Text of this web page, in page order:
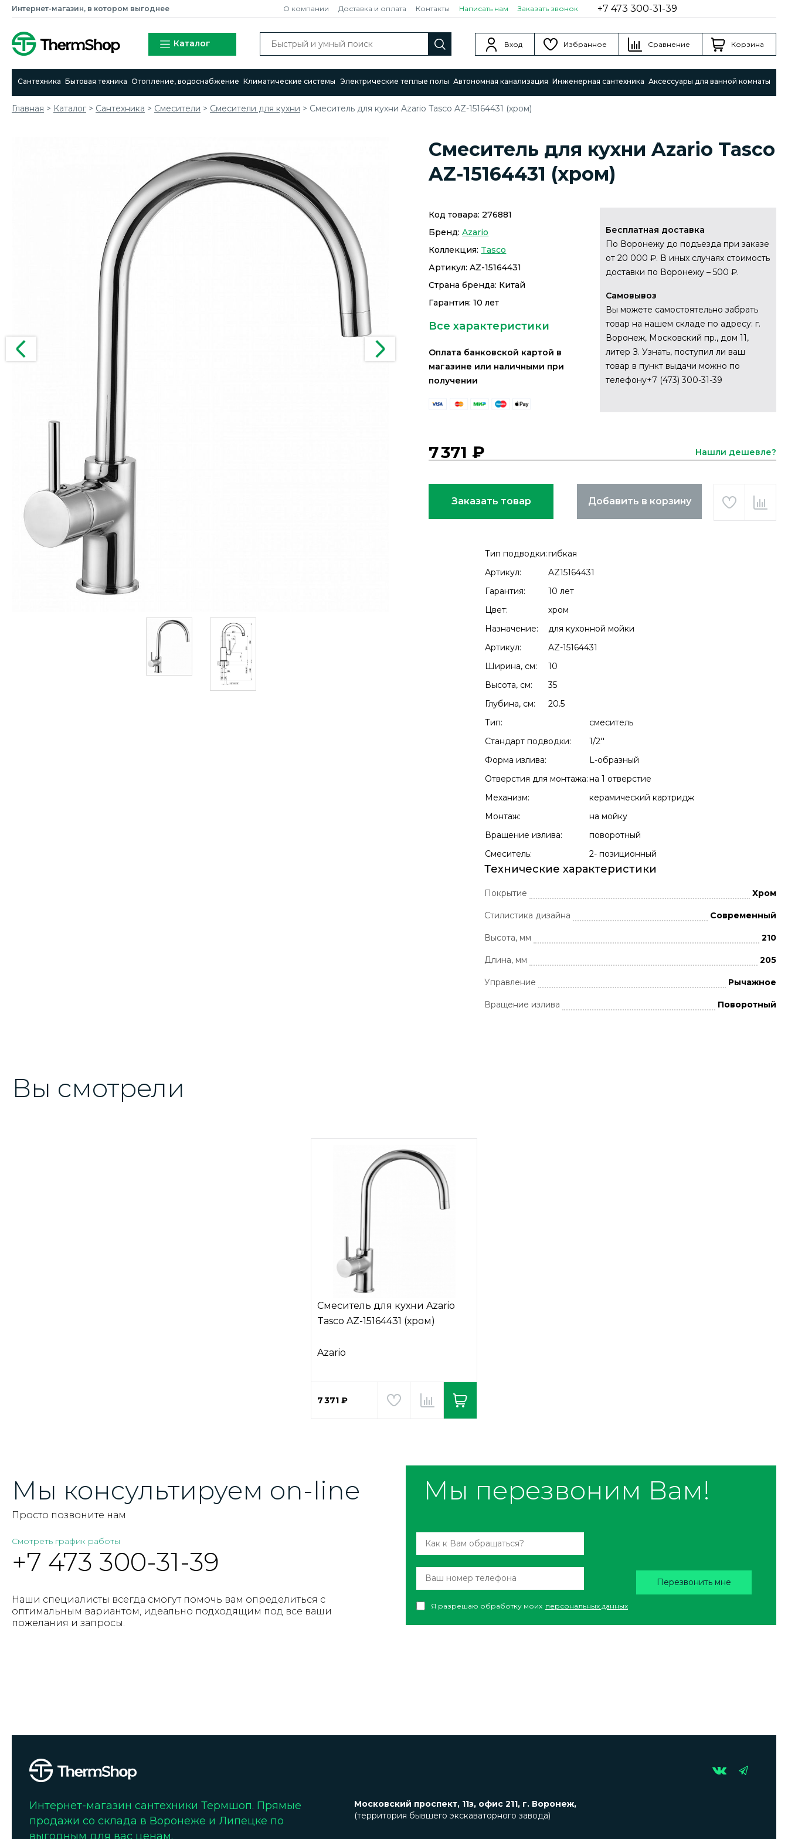
Интернет-магазин, в котором выгоднее О компании Доставка и оплата Контакты Написать нам Заказать звонок +7 473 300-31-39
Каталог Вход Избранное Сравнение Корзина
Сантехника Бытовая техника Отопление, водоснабжение Климатические системы Электрические теплые полы Автономная канализация Инженерная сантехника Аксессуары для ванной комнаты
Главная > Каталог > Сантехника > Смесители > Cмесители для кухни > Смеситель для кухни Azario Tasco AZ-15164431 (хром)
Смеситель для кухни Azario Tasco
AZ-15164431 (хром)
Код товара: 276881
Бренд:Azario
Коллекция: Tasco
Артикул:AZ-15164431
Страна бренда: Китай
Гарантия: 10 лет
Все характеристики
Оплата банковской картой в
магазине или наличными при
получении
Бесплатная доставка
По Воронежу до подъезда при заказе
от 20 000 ₽. В иных случаях стоимость
доставки по Воронежу – 500 ₽.
Самовывоз
Вы можете самостоятельно забрать
товар на нашем складе по адресу: г.
Воронеж, Московский пр., дом 11,
литер З. Узнать, поступил ли ваш
товар в пункт выдачи можно по
телефону+7 (473) 300-31-39
7 371 ₽ Нашли дешевле?
Заказать товар Добавить в корзину
Тип подводки:гибкая
Артикул:
AZ15164431
Гарантия:
10 лет
Цвет:
хром
Назначение:
для кухонной мойки
Артикул:
AZ-15164431
Ширина, см:
10
Высота, см:
35
Глубина, см:
20.5
Тип:
смеситель
Стандарт подводки:
1/2''
Форма излива:
L-образный
Отверстия для монтажа:на 1 отверстие
Механизм:
керамический картридж
Монтаж:
на мойку
Вращение излива:
поворотный
Смеситель:
2- позиционный
Технические характеристики
Покрытие Хром
Стилистика дизайна Современный
Высота, мм 210
Длина, мм 205
Управление Рычажное
Вращение излива Поворотный
Вы смотрели
Смеситель для кухни Azario
Tasco AZ-15164431 (хром)
Azario
7 371 ₽
Мы консультируем on-line
Просто позвоните нам
Смотреть график работы
+7 473 300-31-39
Наши специалисты всегда смогут помочь вам определиться с
оптимальным вариантом, идеально подходящим под все ваши
пожелания и запросы.
Мы перезвоним Вам!
Я разрешаю обработку моих персональных данных
Перезвонить мне
Интернет-магазин сантехники Термшоп. Прямые
продажи со склада в Воронеже и Липецке по
выгодным для вас ценам.
Московский проспект, 11з, офис 211, г. Воронеж,
(территория бывшего экскаваторного завода)